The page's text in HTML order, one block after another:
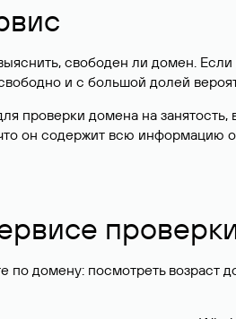
свободен ли домен.
и с большой долей
проверки домена на
он содержит всю
домену: посмотреть возраст